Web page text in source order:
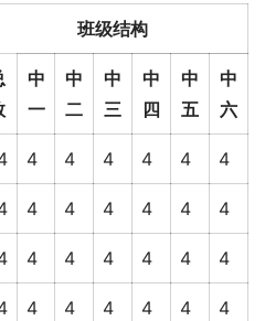
班级结构
中
一
中
二
中
三
中
四
中
五
中
六
4 4 4 4 4 4
4 4 4 4 4 4
4 4 4 4 4 4
4 4 4 4 4 4